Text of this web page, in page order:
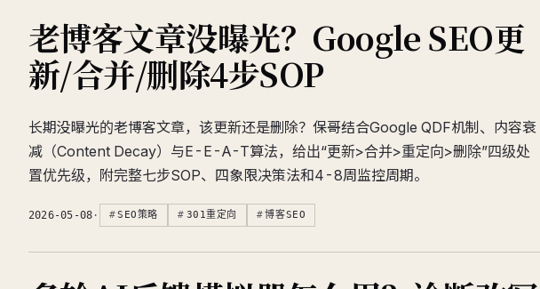
老博客文章没曝光？Google SEO更
新/合并/删除4步SOP
长期没曝光的老博客文章，该更新还是删除？保哥结合Google QDF机制、内容衰
减（Content Decay）与E-E-A-T算法，给出“更新>合并>重定向>删除”四级处
置优先级，附完整七步SOP、四象限决策法和4-8周监控周期。
2026-05-08 · SEO策略 301重定向 博客SEO